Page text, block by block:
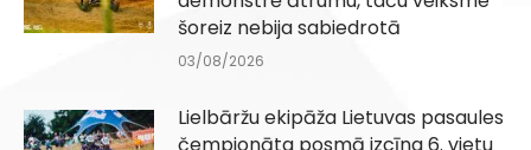
šoreiz nebija sabiedrotā
03/08/2026
Lielbāržu ekipāža Lietuvas pasaules